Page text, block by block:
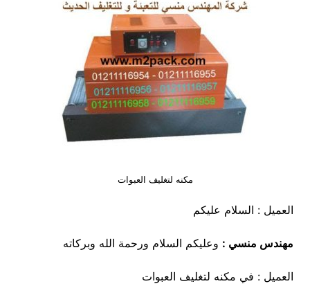
مكنه لتغليف العبوات
العميل : السلام عليكم
مهندس منسي : وعليكم السلام ورحمة الله وبركاته
العميل : في مكنه لتغليف العبوات